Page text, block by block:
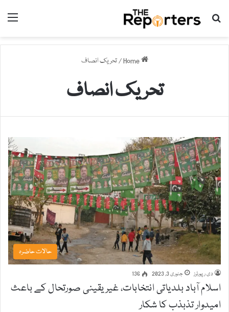
Search for
Home
/تحریک انصاف
تحریک انصاف
حالات حاضرہ
دی رپورٹرز جنوری 3, 2023 136
اسلام آباد بلدیاتی انتخابات، غیریقینی صورتحال کے باعث
امیدوار تذبذب کا شکار